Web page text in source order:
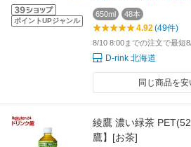
ポイントUPジャンル
650ml 48本
4.92(49件)
8/10 8:00までの注文で最短
D-rink 北海道
同じ商品を
綾鷹 濃い緑茶
鷹】[お茶]